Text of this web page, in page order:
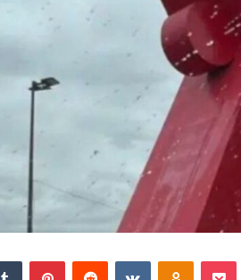
Tumblr PinterestReddit VKontakte